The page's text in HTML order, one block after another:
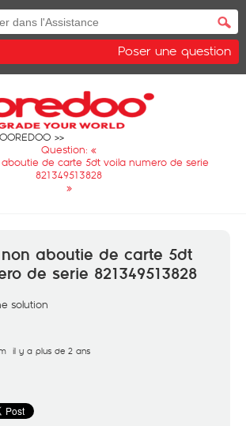
Poser une question
Question: «
de carte 5dt voila numero de serie
821349513828
»
aboutie de carte 5dt
de serie 821349513828
solution
il y a plus de 2 ans